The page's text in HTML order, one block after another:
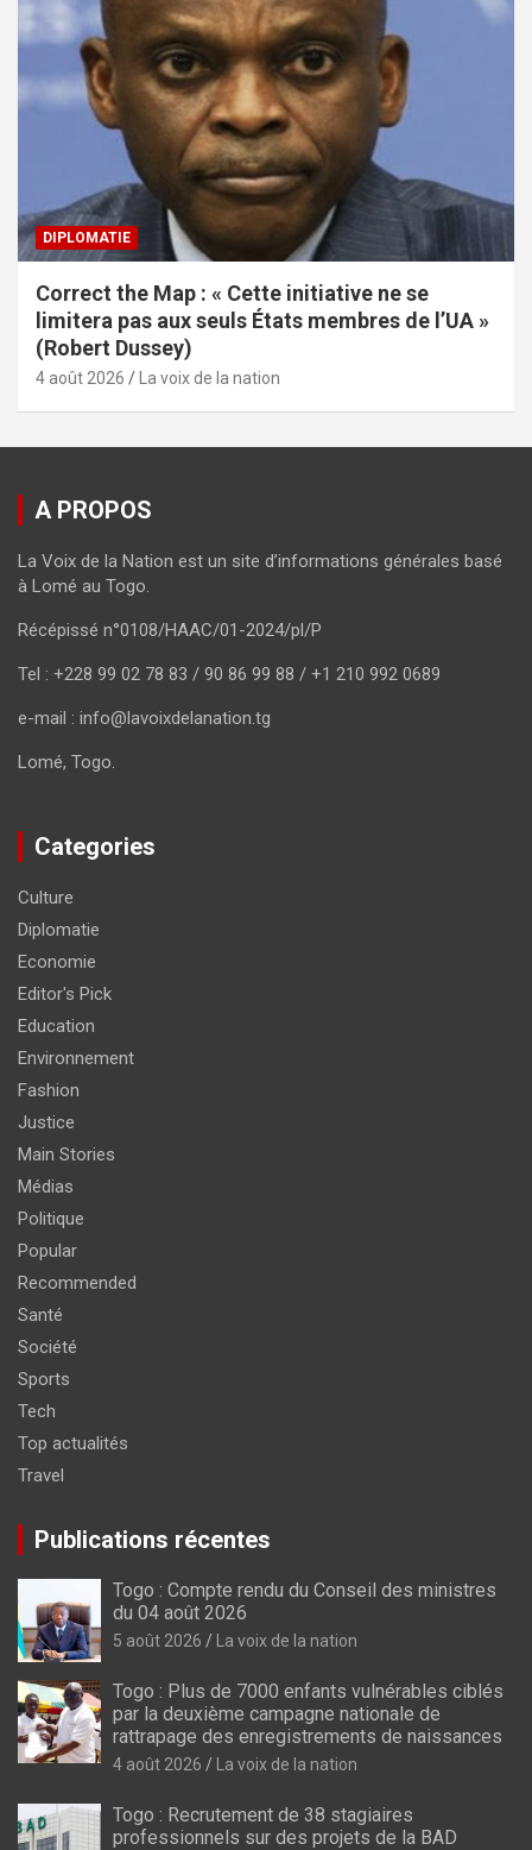
DIPLOMATIE
Correct the Map : « Cette initiative ne se
limitera pas aux seuls États membres de l’UA »
(Robert Dussey)
4 août 2026 La voix de la nation
A PROPOS
La Voix de la Nation est un site d’informations générales basé
à Lomé au Togo.
Récépissé n°0108/HAAC/01-2024/pl/P
Tel : +228 99 02 78 83 / 90 86 99 88 / +1 210 992 0689
e-mail : info@lavoixdelanation.tg
Lomé, Togo.
Categories
Culture
Diplomatie
Economie
Editor's Pick
Education
Environnement
Fashion
Justice
Main Stories
Médias
Politique
Popular
Recommended
Santé
Société
Sports
Tech
Top actualités
Travel
Publications récentes
Togo : Compte rendu du Conseil des ministres
du 04 août 2026
5 août 2026 La voix de la nation
Togo : Plus de 7000 enfants vulnérables ciblés
par la deuxième campagne nationale de
rattrapage des enregistrements de naissances
4 août 2026 La voix de la nation
Togo : Recrutement de 38 stagiaires
professionnels sur des projets de la BAD